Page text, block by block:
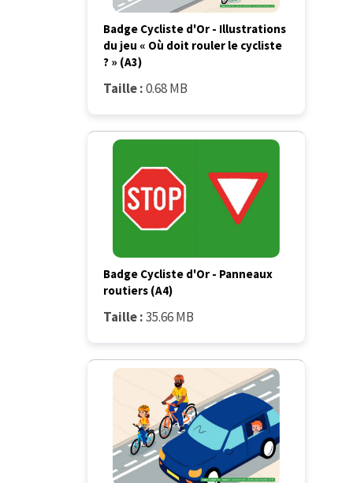
Badge Cycliste d'Or - Illustrations
du jeu « Où doit rouler le cycliste
? » (A3)
Taille :0.68 MB
Badge Cycliste d'Or - Panneaux
routiers (A4)
Taille :35.66 MB